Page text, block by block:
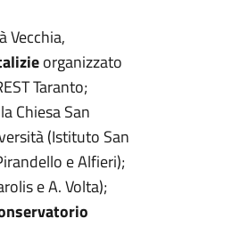
Vecchia,
organizzato
Taranto;
Chiesa San
(Istituto San
e Alfieri);
e A. Volta);